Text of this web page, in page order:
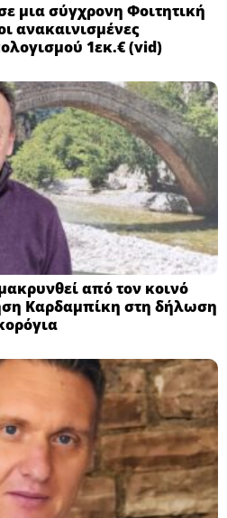
μια σύγχρονη Φοιτητική
ανακαινισμένες
1εκ.€ (vid)
από τον κοινό
Καρδαμπίκη στη δήλωση